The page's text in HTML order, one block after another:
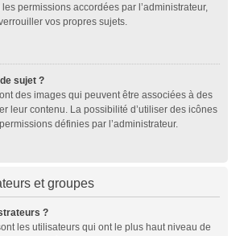
permissions accordées par l’administrateur,
vos propres sujets.
sujet ?
des images qui peuvent être associées à des
leur contenu. La possibilité d’utiliser des icônes
définies par l’administrateur.
et groupes
?
les utilisateurs qui ont le plus haut niveau de